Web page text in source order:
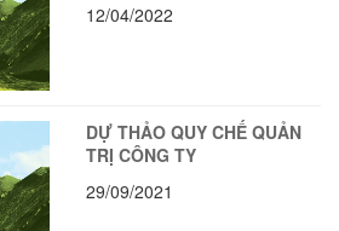
12/04/2022
DỰ THẢO QUY CHẾ QUẢN
TRỊ CÔNG TY
29/09/2021